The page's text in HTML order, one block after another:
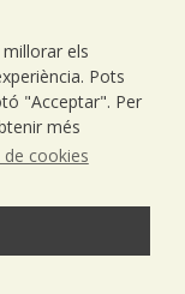
els
Pots
"Acceptar". Per
més
de cookies